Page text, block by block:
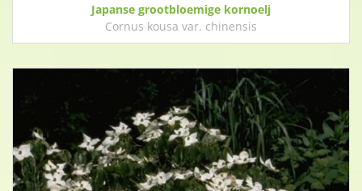
Japanse grootbloemige kornoelj
Cornus kousa var. chinensis